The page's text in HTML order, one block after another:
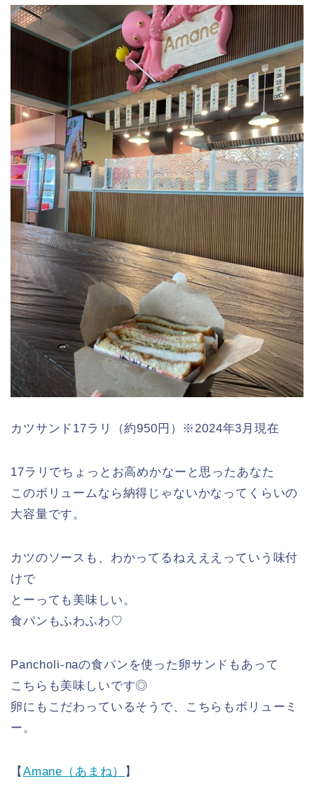
カツサンド17ラリ（約950円）※2024年3月現在
17ラリでちょっとお高めかなーと思ったあなた
このボリュームなら納得じゃないかなってくらいの
大容量です。
カツのソースも、わかってるねえええっていう味付
けで
とーっても美味しい。
食パンもふわふわ♡
Pancholi-naの食パンを使った卵サンドもあって
こちらも美味しいです◎
卵にもこだわっているそうで、こちらもボリューミ
ー。
【 Amane（あまね） 】